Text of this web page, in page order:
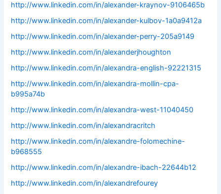
http://www.linkedin.com/in/alexander-kraynov-9106465b
http://www.linkedin.com/in/alexander-kulbov-1a0a9412a
http://www.linkedin.com/in/alexander-perry-205a9149
http://www.linkedin.com/in/alexanderjhoughton
http://www.linkedin.com/in/alexandra-english-92221315
http://www.linkedin.com/in/alexandra-mollin-cpa-
b995a74b
http://www.linkedin.com/in/alexandra-west-11040450
http://www.linkedin.com/in/alexandracritch
http://www.linkedin.com/in/alexandre-folomechine-
b968555
http://www.linkedin.com/in/alexandre-ibach-22644b12
http://www.linkedin.com/in/alexandrefourey